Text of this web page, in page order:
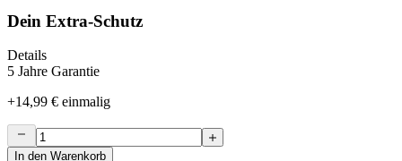
Dein Extra-Schutz
Details
5 Jahre Garantie
+14,99 € einmalig
In den Warenkorb